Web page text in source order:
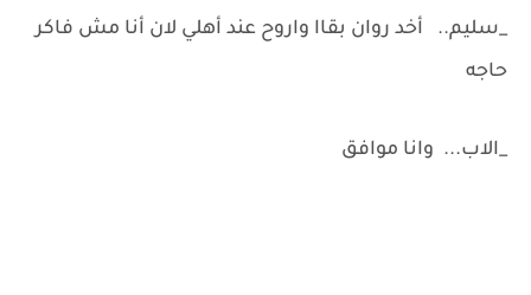
_سليم.. أخد روان بقاا واروح عند أهلي لان أنا مش فاكر
حاجه
_الاب... وانا موافق